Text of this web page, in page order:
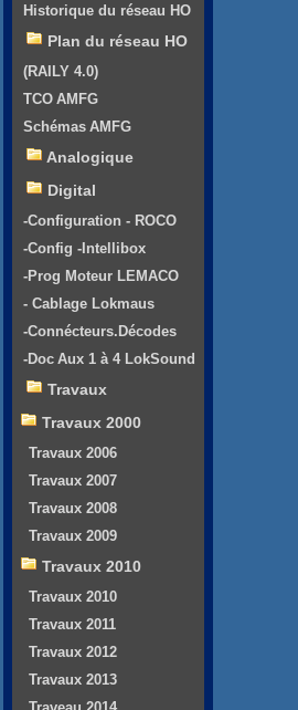
Historique du réseau HO
Plan du réseau HO
(RAILY 4.0)
TCO AMFG
Schémas AMFG
Analogique
Digital
-Configuration - ROCO
-Config -Intellibox
-Prog Moteur LEMACO
- Cablage Lokmaus
-Connécteurs.Décodes
-Doc Aux 1 à 4 LokSound
Travaux
Travaux 2000
Travaux 2006
Travaux 2007
Travaux 2008
Travaux 2009
Travaux 2010
Travaux 2010
Travaux 2011
Travaux 2012
Travaux 2013